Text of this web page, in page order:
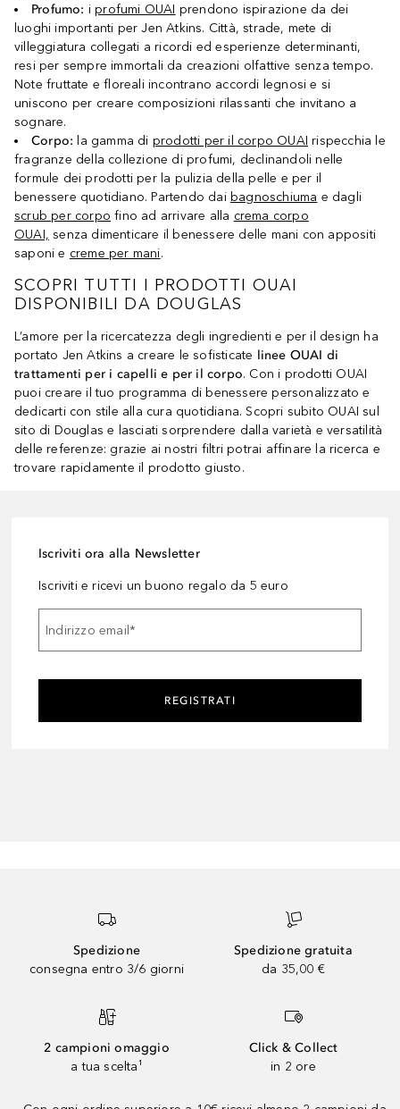
Profumo: iprofumi OUAI prendono ispirazione da dei
luoghi importanti per Jen Atkins. Città, strade, mete di
villeggiatura collegati a ricordi ed esperienze determinanti,
resi per sempre immortali da creazioni olfattive senza tempo.
Note fruttate e floreali incontrano accordi legnosi e si
uniscono per creare composizioni rilassanti che invitano a
sognare.
Corpo: la gamma di prodotti per il corpo OUAI rispecchia le
fragranze della collezione di profumi, declinandoli nelle
formule dei prodotti per la pulizia della pelle e per il
benessere quotidiano. Partendo dai bagnoschiuma e dagli
scrub per corpo fino ad arrivare alla crema corpo
OUAI, senza dimenticare il benessere delle mani con appositi
saponi e creme per mani.
SCOPRI TUTTI I PRODOTTI OUAI
DISPONIBILI DA DOUGLAS
L’amore per la ricercatezza degli ingredienti e per il design ha
portato Jen Atkins a creare le sofisticate linee OUAI di
trattamenti per i capelli e per il corpo. Con i prodotti OUAI
puoi creare il tuo programma di benessere personalizzato e
dedicarti con stile alla cura quotidiana. Scopri subito OUAI sul
sito di Douglas e lasciati sorprendere dalla varietà e versatilità
delle referenze: grazie ai nostri filtri potrai affinare la ricerca e
trovare rapidamente il prodotto giusto.
Iscriviti ora alla Newsletter
Iscriviti e ricevi un buono regalo da 5 euro
Indirizzo email *
REGISTRATI
Spedizione
consegna entro 3/6 giorni
Spedizione gratuita
da 35,00 €
2 campioni omaggio
a tua scelta¹
Click & Collect
in 2 ore